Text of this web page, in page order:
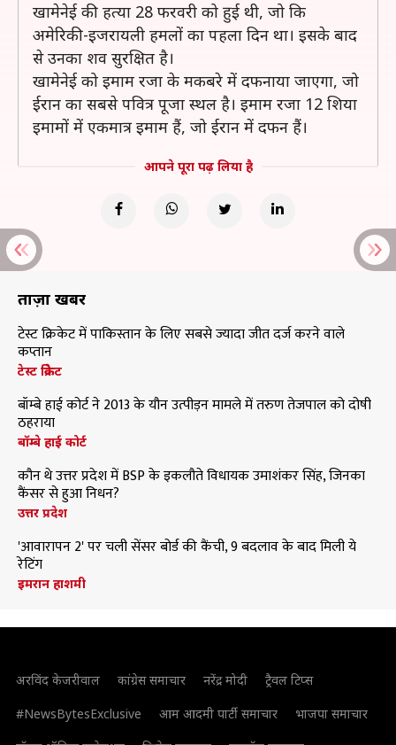
खामेनेई की हत्या 28 फरवरी को हुई थी, जो कि
अमेरिकी-इजरायली हमलों का पहला दिन था। इसके बाद
से उनका शव सुरक्षित है।
खामेनेई को इमाम रजा के मकबरे में दफनाया जाएगा, जो
ईरान का सबसे पवित्र पूजा स्थल है। इमाम रजा 12 शिया
इमामों में एकमात्र इमाम हैं, जो ईरान में दफन हैं।
आपने पूरा पढ़ लिया है
ताज़ा खबरें
टेस्ट क्रिकेट में पाकिस्तान के लिए सबसे ज्यादा जीत दर्ज करने वाले
कप्तान
टेस्ट क्रिकेट
बॉम्बे हाई कोर्ट ने 2013 के यौन उत्पीड़न मामले में तरुण तेजपाल को दोषी
ठहराया
बॉम्बे हाई कोर्ट
कौन थे उत्तर प्रदेश में BSP के इकलौते विधायक उमाशंकर सिंह, जिनका
कैंसर से हुआ निधन?
उत्तर प्रदेश
'आवारापन 2' पर चली सेंसर बोर्ड की कैंची, 9 बदलाव के बाद मिली ये
रेटिंग
इमरान हाशमी
अरविंद केजरीवाल कांग्रेस समाचार नरेंद्र मोदी
ट्रैवल टिप्स
#NewsBytesExclusive
आम आदमी पार्टी समाचार
भाजपा समाचार